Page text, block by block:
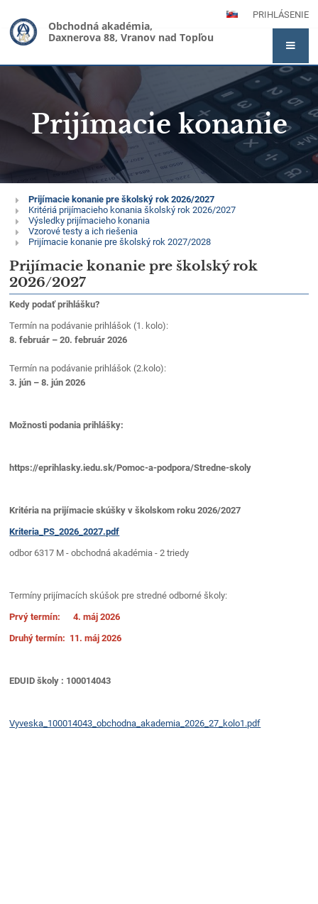
PRIHLÁSENIE
Obchodná akadémia,
Daxnerova 88, Vranov nad Topľou
Prijímacie konanie
Prijímacie
konanie
Prijímacie konanie pre školský rok 2026/2027
Kritériá prijímacieho konania školský rok 2026/2027
Výsledky prijímacieho konania
Vzorové testy a ich riešenia
Prijímacie konanie pre školský rok 2027/2028
Prijímacie konanie pre školský rok
2026/2027
Kedy podať prihlášku?
Termín na podávanie prihlášok (1. kolo):
8. február – 20. február 2026
Termín na podávanie prihlášok (2.kolo):
3. jún – 8. jún 2026
Možnosti podania prihlášky:
https://eprihlasky.iedu.sk/Pomoc-a-podpora/Stredne-skoly
Kritéria na prijímacie skúšky v školskom roku 2026/2027
Kriteria_PS_2026_2027.pdf
odbor 6317 M - obchodná akadémia - 2 triedy
Termíny prijímacích skúšok pre stredné odborné školy:
Prvý termín: 4. máj 2026
Druhý termín: 11. máj 2026
EDUID školy : 100014043
Vyveska_100014043_obchodna_akademia_2026_27_kolo1.pdf